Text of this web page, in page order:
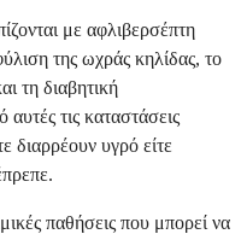
με αφλιβερσέπτη
της ωχράς κηλίδας, το
τη διαβητική
τις καταστάσεις
διαρρέουν υγρό είτε
παθήσεις που μπορεί να